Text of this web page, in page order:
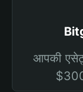
आपकी